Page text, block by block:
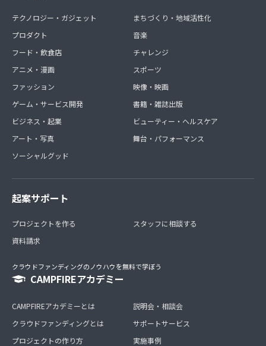
テクノロジー・ガジェット
プロダクト
フード・飲食店
アニメ・漫画
ファッション
ゲーム・サービス開発
ビジネス・起業
アート・写真
ソーシャルグッド
まちづくり・地域活性化
音楽
チャレンジ
スポーツ
映像・映画
書籍・雑誌出版
ビューティー・ヘルスケア
舞台・パフォーマンス
起案サポート
プロジェクトを作る
資料請求
スタッフに相談する
クラウドファンディングのノウハウを無料で学ぼう
CAMPFIREアカデミー
CAMPFIREアカデミーとは
クラウドファンディングとは
プロジェクトの作り方
説明会・相談会
サポートサービス
実施事例